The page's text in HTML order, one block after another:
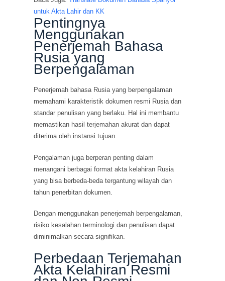
untuk Akta Lahir dan KK
Pentingnya
Menggunakan
Penerjemah Bahasa
Rusia yang
Berpengalaman
Penerjemah bahasa Rusia yang berpengalaman
memahami karakteristik dokumen resmi Rusia dan
standar penulisan yang berlaku. Hal ini membantu
memastikan hasil terjemahan akurat dan dapat
diterima oleh instansi tujuan.
Pengalaman juga berperan penting dalam
menangani berbagai format akta kelahiran Rusia
yang bisa berbeda-beda tergantung wilayah dan
tahun penerbitan dokumen.
Dengan menggunakan penerjemah berpengalaman,
risiko kesalahan terminologi dan penulisan dapat
diminimalkan secara signifikan.
Perbedaan Terjemahan
Akta Kelahiran Resmi